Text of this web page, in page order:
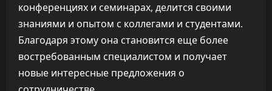
конференциях и семинарах, делится своими
знаниями и опытом с коллегами и студентами.
Благодаря этому она становится еще более
востребованным специалистом и получает
новые интересные предложения о